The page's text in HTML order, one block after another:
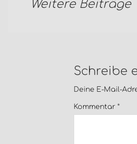
Weitere Beiträge
Schreibe
Deine E-Mail-
Kommentar*